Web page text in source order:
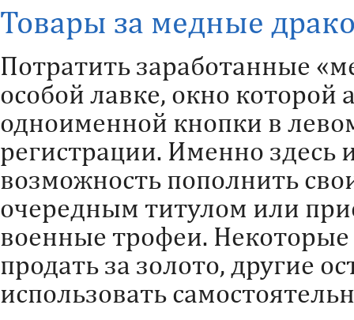
Товары за медные
Потратить заработанные
особой лавке, окно которой
одноименной кнопки в
регистрации. Именно здесь
возможность пополнить
очередным титулом или
военные трофеи.
продать за золото, другие
использовать